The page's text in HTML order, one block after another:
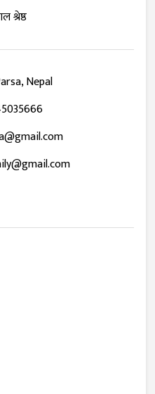
श्रेष्ठ
Nepal